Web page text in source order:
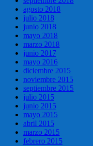
agosto 2018
julio 2018
junio 2018
mayo 2018
marzo 2018
junio 2017
mayo 2016
diciembre 2015
noviembre 2015
septiembre 2015
julio 2015
junio 2015
mayo 2015
abril 2015
marzo 2015
febrero 2015